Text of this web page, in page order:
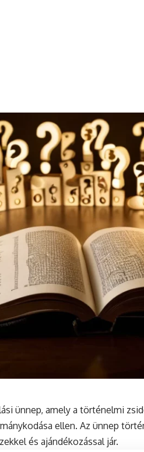
ünnep, amely a történelmi
ellen. Az ünnep
és ajándékozással jár.